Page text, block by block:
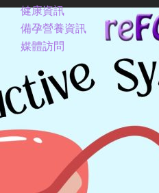
健康資訊
備孕營養資訊
媒體訪問